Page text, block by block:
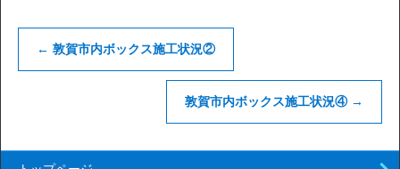
← 敦賀市内ボックス施工状況②
敦賀市内ボックス施工状況④ →